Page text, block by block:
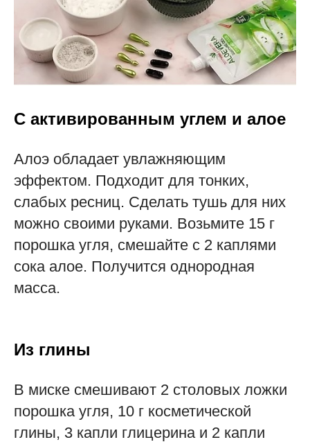
С активированным углем и алое
Алоэ обладает увлажняющим
эффектом. Подходит для тонких,
слабых ресниц. Сделать тушь для них
можно своими руками. Возьмите 15 г
порошка угля, смешайте с 2 каплями
сока алое. Получится однородная
масса.
Из глины
В миске смешивают 2 столовых ложки
порошка угля, 10 г косметической
глины, 3 капли глицерина и 2 капли